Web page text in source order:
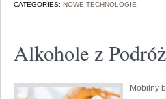
CATEGORIES: NOWE TECHNOLOGIE
Alkohole z
Mobilny